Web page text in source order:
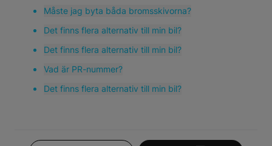
värderar pålitlighet och komfort i en mindre
bilpaketering.
Måste jag byta båda bromsskivorna?
Det finns flera alternativ till min bil?
Det finns flera alternativ till min bil?
Vad är PR-nummer?
Det finns flera alternativ till min bil?